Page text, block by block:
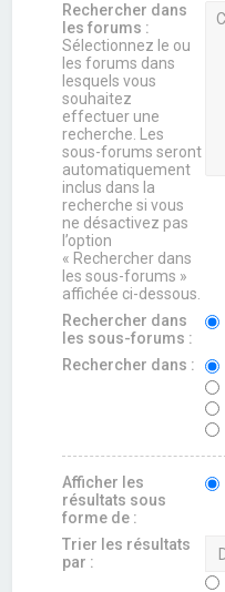
Rechercher dans
les forums :
Sélectionnez le ou
les forums dans
lesquels vous
souhaitez
effectuer une
recherche. Les
sous-forums seront
automatiquement
inclus dans la
recherche si vous
ne désactivez pas
l’option
« Rechercher dans
les sous-forums »
affichée ci-dessous.
Rechercher dans
les sous-forums :
Rechercher dans :
Afficher les
résultats sous
forme de :
Trier les résultats
par :